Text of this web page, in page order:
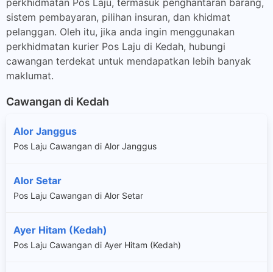
perkhidmatan Pos Laju, termasuk penghantaran barang,
sistem pembayaran, pilihan insuran, dan khidmat
pelanggan. Oleh itu, jika anda ingin menggunakan
perkhidmatan kurier Pos Laju di Kedah, hubungi
cawangan terdekat untuk mendapatkan lebih banyak
maklumat.
Cawangan di Kedah
Alor Janggus
Pos Laju Cawangan di Alor Janggus
Alor Setar
Pos Laju Cawangan di Alor Setar
Ayer Hitam (Kedah)
Pos Laju Cawangan di Ayer Hitam (Kedah)